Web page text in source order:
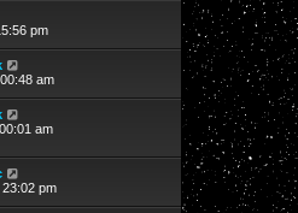
pm
am
am
pm